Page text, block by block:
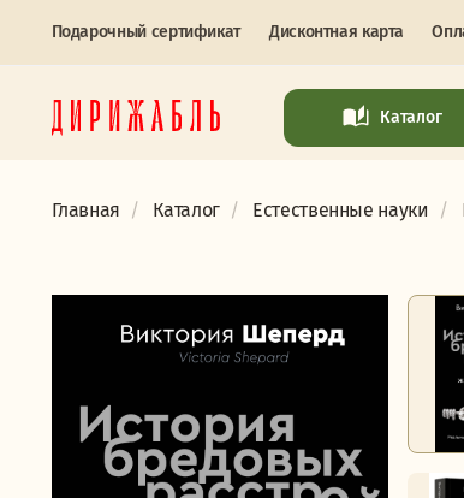
Подарочный сертификат Дисконтная карта
Каталог
Главная Каталог Естественные науки